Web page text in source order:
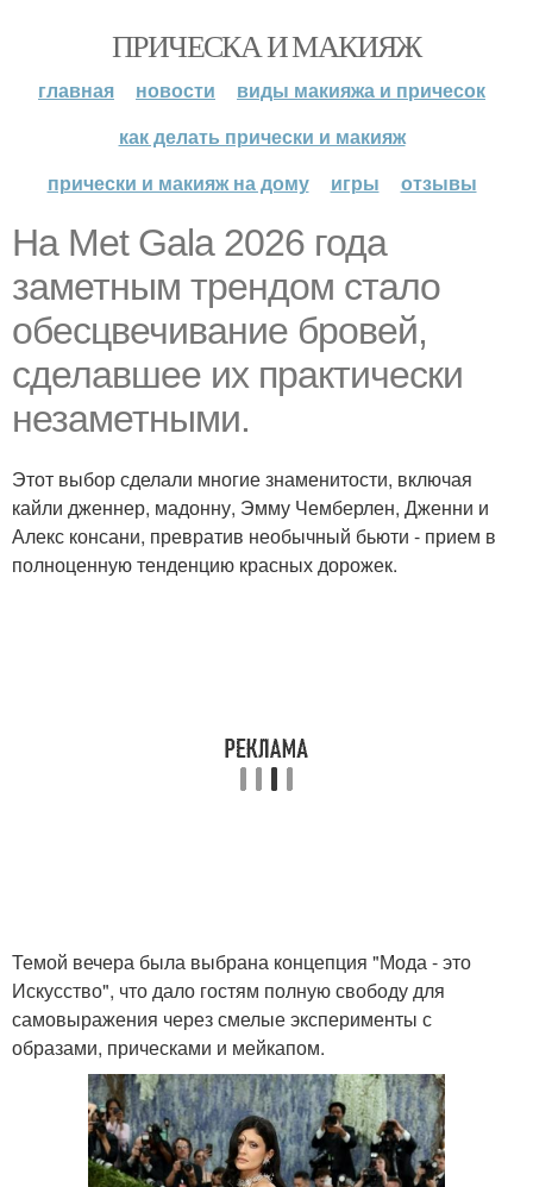
ПРИЧЕСКА И МАКИЯЖ
главная новости
виды макияжа и причесок
как делать прически и макияж
прически и макияж на дому
игры отзывы
На Met Gala 2026 года
заметным трендом стало
обесцвечивание бровей,
сделавшее их практически
незаметными.
Этот выбор сделали многие знаменитости, включая
кайли дженнер, мадонну, Эмму Чемберлен, Дженни и
Алекс консани, превратив необычный бьюти - прием в
полноценную тенденцию красных дорожек.
Темой вечера была выбрана концепция "Мода - это
Искусство", что дало гостям полную свободу для
самовыражения через смелые эксперименты с
образами, прическами и мейкапом.